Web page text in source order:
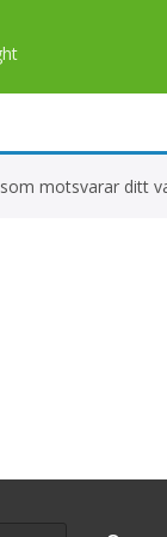
motsvarar ditt